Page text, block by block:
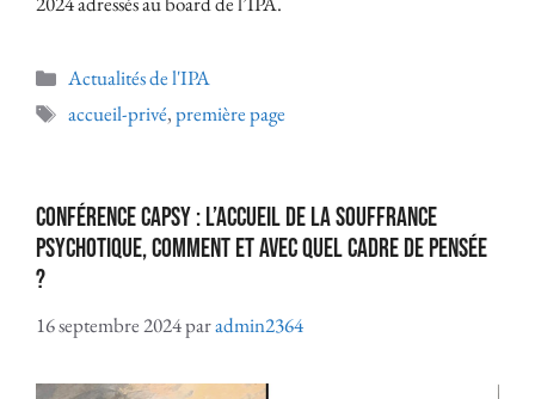
Actualités de l'IPA
accueil-privé,première page
Conférence Capsy : L’accueil de la souffrance
psychotique, comment et avec quel cadre de pensée
?
16 septembre 2024paradmin2364